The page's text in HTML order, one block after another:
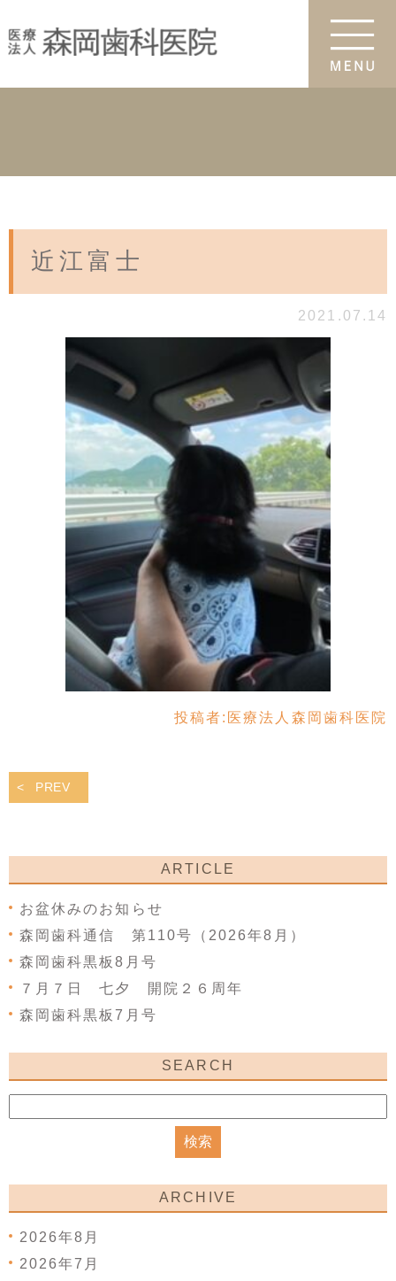
近江富士
2021.07.14
投稿者: 医療法人森岡歯科医院
PREV
ARTICLE
お盆休みのお知らせ
森岡歯科通信 第110号（2026年8月）
森岡歯科黒板8月号
７月７日 七夕 開院２６周年
森岡歯科黒板7月号
SEARCH
ARCHIVE
2026年8月
2026年7月